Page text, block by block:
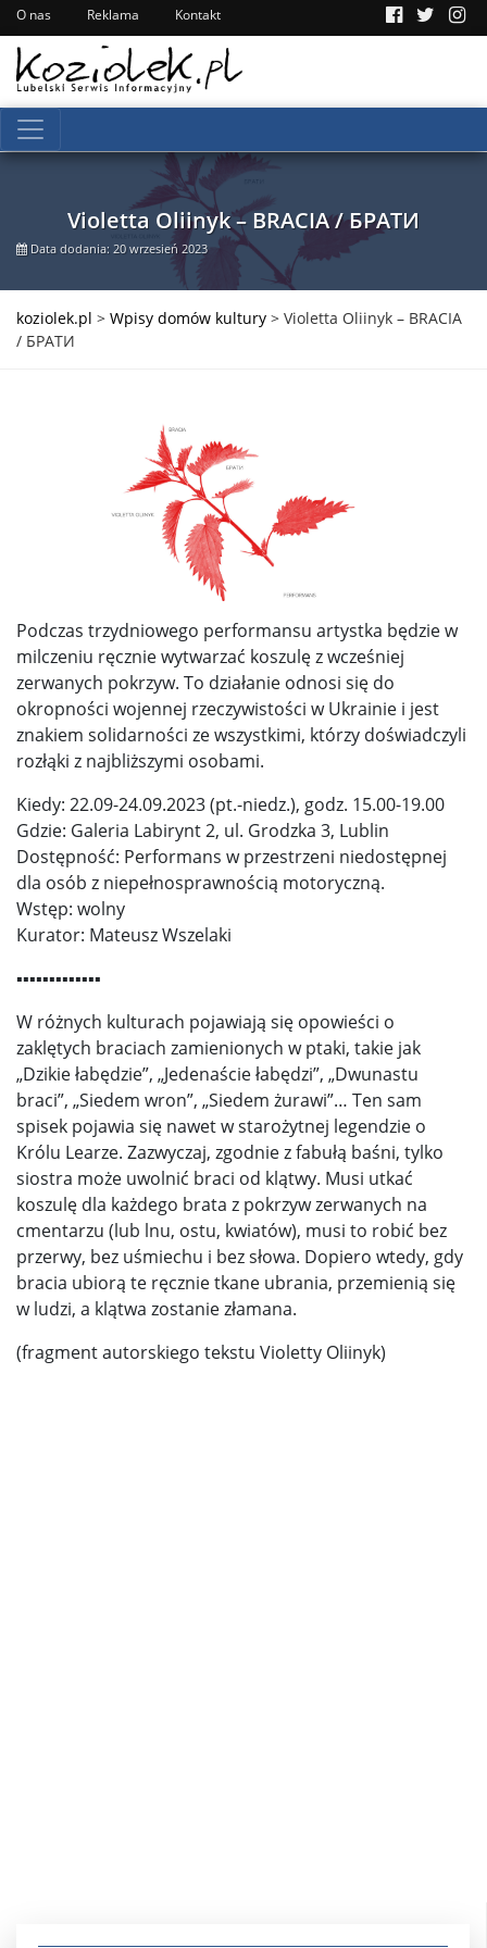
O nas Reklama Kontakt
Violetta Oliinyk – BRACIA / БРАТИ
Data dodania: 20 wrzesień 2023
koziolek.pl > Wpisy domów kultury > Violetta Oliinyk – BRACIA
/ БРАТИ
Podczas trzydniowego performansu artystka będzie w
milczeniu ręcznie wytwarzać koszulę z wcześniej
zerwanych pokrzyw. To działanie odnosi się do
okropności wojennej rzeczywistości w Ukrainie i jest
znakiem solidarności ze wszystkimi, którzy doświadczyli
rozłąki z najbliższymi osobami.
Kiedy: 22.09-24.09.2023 (pt.-niedz.), godz. 15.00-19.00
Gdzie: Galeria Labirynt 2, ul. Grodzka 3, Lublin
Dostępność: Performans w przestrzeni niedostępnej
dla osób z niepełnosprawnością motoryczną.
Wstęp: wolny
Kurator: Mateusz Wszelaki
▪▪▪▪▪▪▪▪▪▪▪▪▪
W różnych kulturach pojawiają się opowieści o
zaklętych braciach zamienionych w ptaki, takie jak
„Dzikie łabędzie”, „Jedenaście łabędzi”, „Dwunastu
braci”, „Siedem wron”, „Siedem żurawi”… Ten sam
spisek pojawia się nawet w starożytnej legendzie o
Królu Learze. Zazwyczaj, zgodnie z fabułą baśni, tylko
siostra może uwolnić braci od klątwy. Musi utkać
koszulę dla każdego brata z pokrzyw zerwanych na
cmentarzu (lub lnu, ostu, kwiatów), musi to robić bez
przerwy, bez uśmiechu i bez słowa. Dopiero wtedy, gdy
bracia ubiorą te ręcznie tkane ubrania, przemienią się
w ludzi, a klątwa zostanie złamana.
(fragment autorskiego tekstu Violetty Oliinyk)